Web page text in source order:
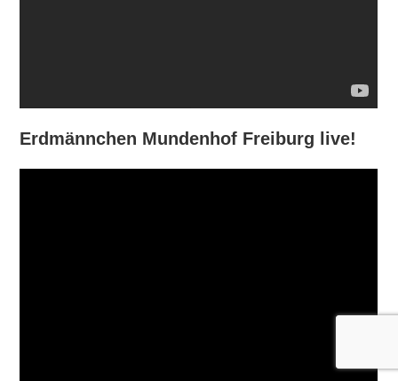
Erdmännchen Mundenhof Freiburg live!